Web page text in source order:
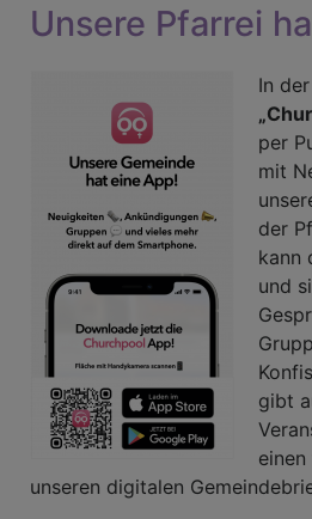
die
Unsere Pfarrei
In
per
mit
der
kann
und
gibt
unseren digitalen